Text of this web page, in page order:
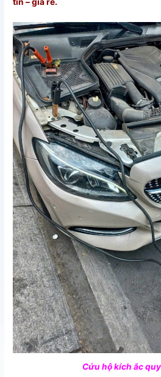
Cứu hộ kích ắc